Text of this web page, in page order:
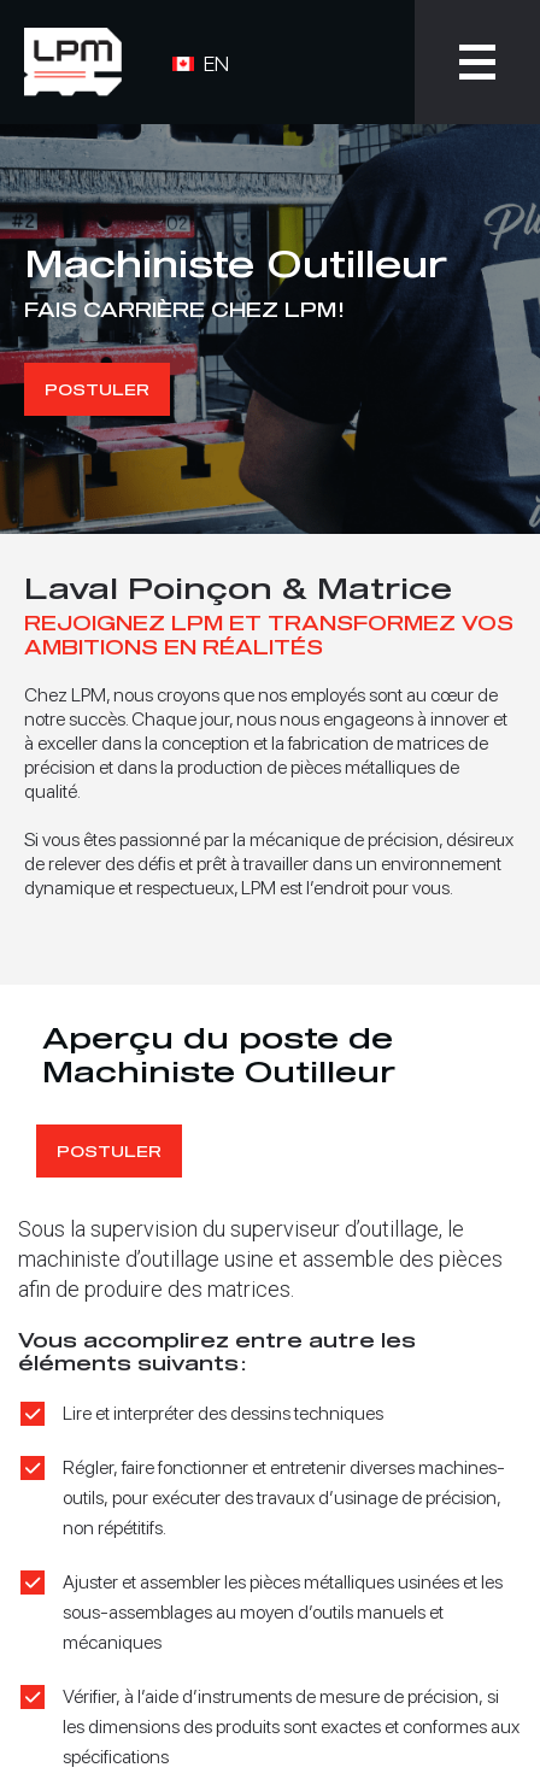
EN
Machiniste Outilleur
FAIS CARRIÈRE CHEZ LPM !
POSTULER
Laval Poinçon & Matrice
REJOIGNEZ LPM ET TRANSFORMEZ VOS
AMBITIONS EN RÉALITÉS
Chez LPM, nous croyons que nos employés sont au cœur de
notre succès. Chaque jour, nous nous engageons à innover et
à exceller dans la conception et la fabrication de matrices de
précision et dans la production de pièces métalliques de
qualité.
Si vous êtes passionné par la mécanique de précision, désireux
de relever des défis et prêt à travailler dans un environnement
dynamique et respectueux, LPM est l’endroit pour vous.
Aperçu du poste de
Machiniste Outilleur
POSTULER
Sous la supervision du superviseur d’outillage, le
machiniste d’outillage usine et assemble des pièces
afin de produire des matrices.
Vous accomplirez entre autre les
éléments suivants :
Lire et interpréter des dessins techniques
Régler, faire fonctionner et entretenir diverses machines-
outils, pour exécuter des travaux d’usinage de précision,
non répétitifs.
Ajuster et assembler les pièces métalliques usinées et les
sous-assemblages au moyen d’outils manuels et
mécaniques
Vérifier, à l’aide d’instruments de mesure de précision, si
les dimensions des produits sont exactes et conformes aux
spécifications